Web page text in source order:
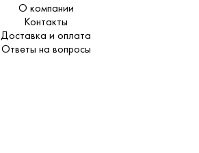
О компании
Контакты
Доставка и оплата
Ответы на вопросы